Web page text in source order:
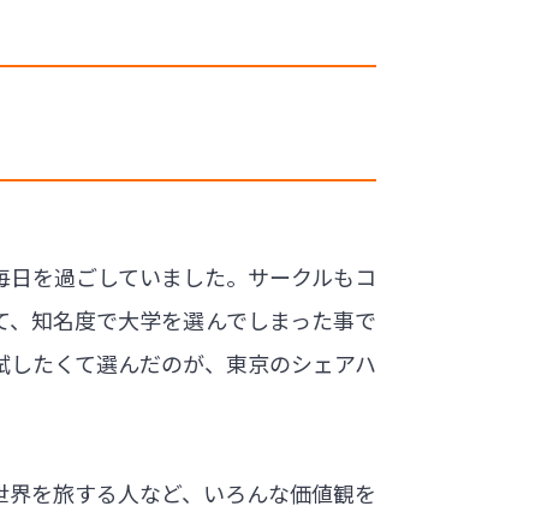
を過ごしていました。サークルもコ
知名度で大学を選んでしまった事で
たくて選んだのが、東京のシェアハ
を旅する人など、いろんな価値観を